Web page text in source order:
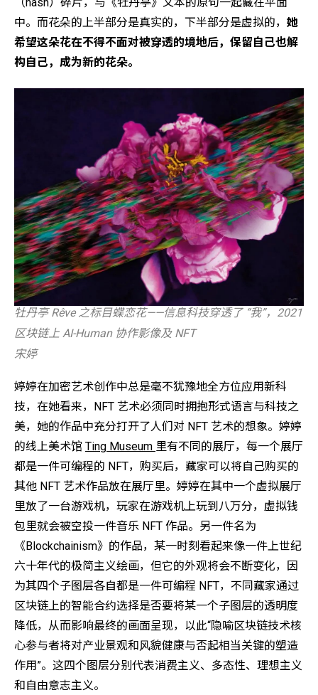
中。而花朵的上半部分是真实的，下半部分是虚拟的， 她
希望这朵花在不得不面对被穿透的境地后，保留自己也解
构自己，成为新的花朵。
牡丹亭 Rêve 之标目蝶恋花——信息科技穿透了 “我”，2021
区块链上 AI-Human 协作影像及 NFT
宋婷
婷婷在加密艺术创作中总是毫不犹豫地全方位应用新科
技，在她看来，NFT 艺术必须同时拥抱形式语言与科技之
美，她的作品中充分打开了人们对 NFT 艺术的想象。婷婷
的线上美术馆 Ting Museum 里有不同的展厅，每一个展厅
都是一件可编程的 NFT，购买后，藏家可以将自己购买的
其他 NFT 艺术作品放在展厅里。婷婷在其中一个虚拟展厅
里放了一台游戏机，玩家在游戏机上玩到八万分，虚拟钱
包里就会被空投一件音乐 NFT 作品。另一件名为
《Blockchainism》的作品，某一时刻看起来像一件上世纪
六十年代的极简主义绘画，但它的外观将会不断变化，因
为其四个子图层各自都是一件可编程 NFT，不同藏家通过
区块链上的智能合约选择是否要将某一个子图层的透明度
降低，从而影响最终的画面呈现，以此“隐喻区块链技术核
⼼参与者将对产业景观和⻛貌健康与否起相当关键的塑造
作用”。这四个图层分别代表消费主义、多态性、理想主义
和自由意志主义。